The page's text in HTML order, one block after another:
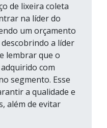
de lixeira coleta
na líder do
um orçamento
a líder
lembrar que o
com
segmento. Esse
a qualidade e
além de evitar